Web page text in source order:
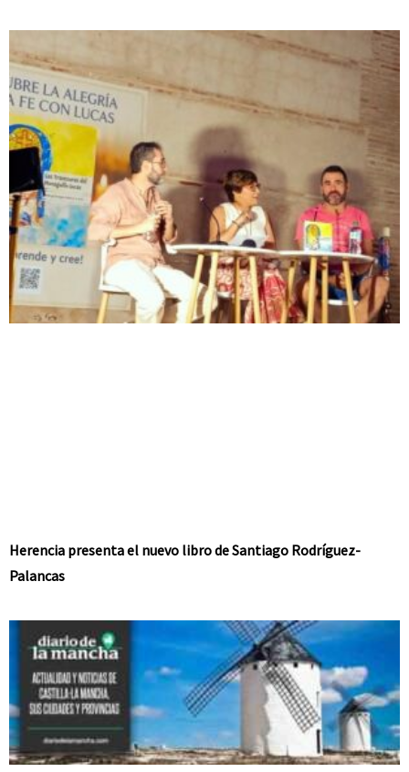
Herencia presenta el nuevo libro de Santiago Rodríguez-
Palancas